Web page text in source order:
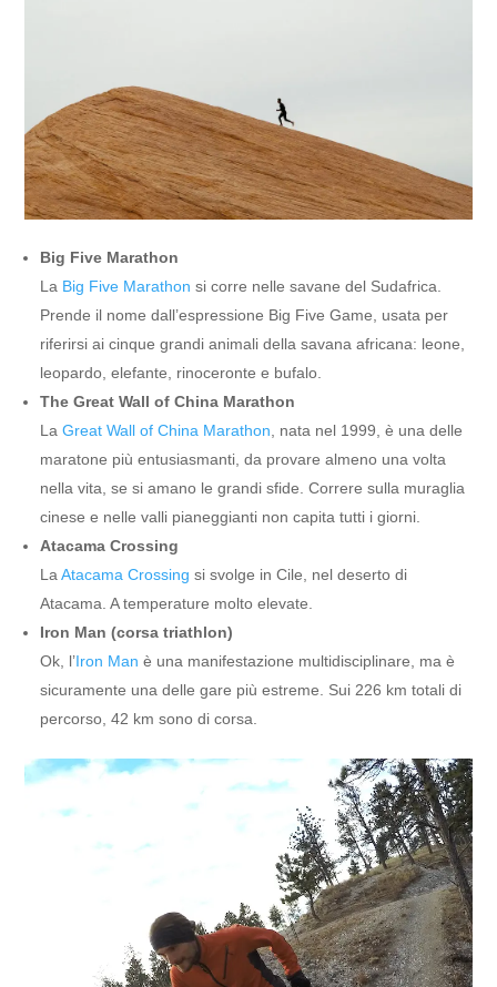
Big Five Marathon
La Big Five Marathon si corre nelle savane del Sudafrica.
Prende il nome dall’espressione Big Five Game, usata per
riferirsi ai cinque grandi animali della savana africana: leone,
leopardo, elefante, rinoceronte e bufalo.
The Great Wall of China Marathon
LaGreat Wall of China Marathon , nata nel 1999, è una delle
maratone più entusiasmanti, da provare almeno una volta
nella vita, se si amano le grandi sfide. Correre sulla muraglia
cinese e nelle valli pianeggianti non capita tutti i giorni.
Atacama Crossing
LaAtacama Crossing si svolge in Cile, nel deserto di
Atacama. A temperature molto elevate.
Iron Man (corsa triathlon)
Ok, l’Iron Man è una manifestazione multidisciplinare, ma è
sicuramente una delle gare più estreme. Sui 226 km totali di
percorso, 42 km sono di corsa.